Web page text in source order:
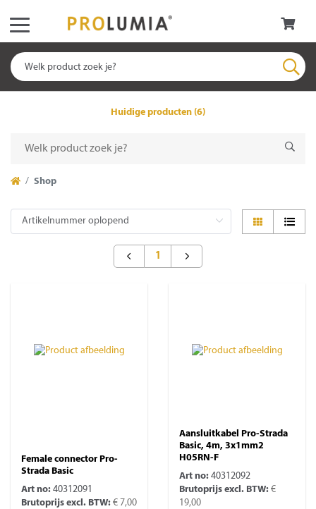
Huidige producten (6)
Shop
1
Female connector Pro-
Strada Basic
Art no: 40312091
Brutoprijs excl. BTW: € 7,00
Aansluitkabel Pro-Strada
Basic, 4m, 3x1mm2
H05RN-F
Art no: 40312092
Brutoprijs excl. BTW: €
19,00